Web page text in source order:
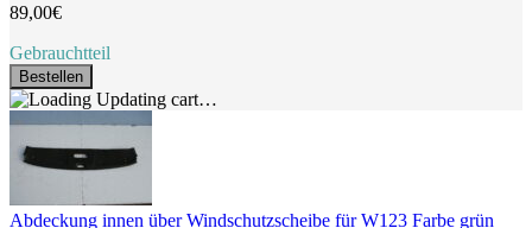
89,00€
Gebrauchtteil
Bestellen
Updating cart…
Abdeckung innen über Windschutzscheibe für W123 Farbe grün